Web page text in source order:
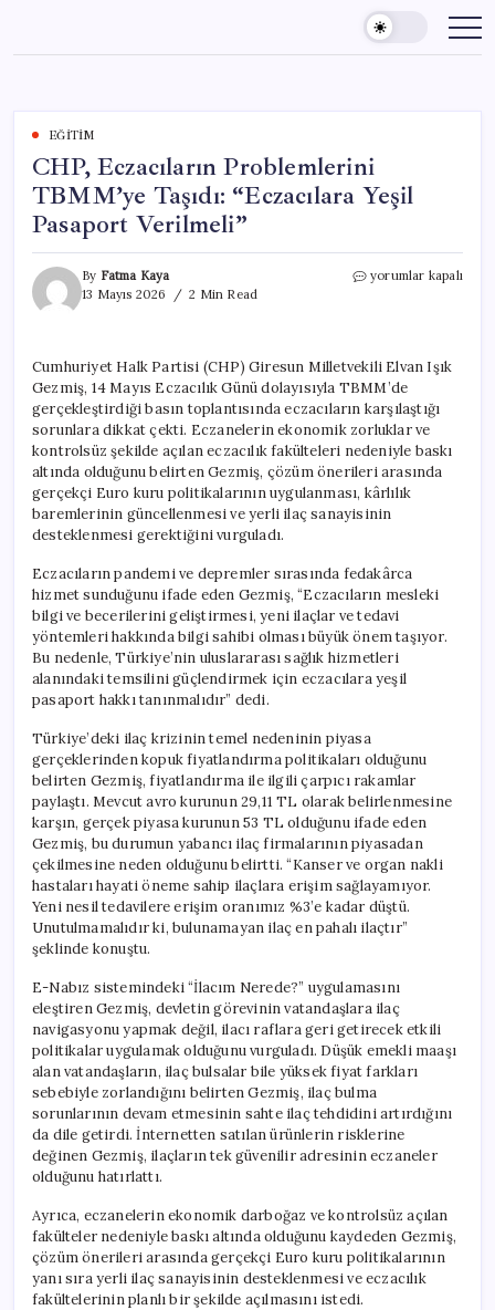
content
EĞITIM
CHP, Eczacıların Problemlerini
TBMM’ye Taşıdı: “Eczacılara Yeşil
Pasaport Verilmeli”
By Fatma Kaya
13 Mayıs 2026
2 Min Read
CHP,
“Eczacılara
Yeşil
Pasaport
Verilmeli”
için
yorumlar kapalı
Cumhuriyet Halk Partisi (CHP) Giresun Milletvekili Elvan Işık
Gezmiş, 14 Mayıs Eczacılık Günü dolayısıyla TBMM’de
gerçekleştirdiği basın toplantısında eczacıların karşılaştığı
sorunlara dikkat çekti. Eczanelerin ekonomik zorluklar ve
kontrolsüz şekilde açılan eczacılık fakülteleri nedeniyle baskı
altında olduğunu belirten Gezmiş, çözüm önerileri arasında
gerçekçi Euro kuru politikalarının uygulanması, kârlılık
baremlerinin güncellenmesi ve yerli ilaç sanayisinin
desteklenmesi gerektiğini vurguladı.
Eczacıların pandemi ve depremler sırasında fedakârca
hizmet sunduğunu ifade eden Gezmiş, “Eczacıların mesleki
bilgi ve becerilerini geliştirmesi, yeni ilaçlar ve tedavi
yöntemleri hakkında bilgi sahibi olması büyük önem taşıyor.
Bu nedenle, Türkiye’nin uluslararası sağlık hizmetleri
alanındaki temsilini güçlendirmek için eczacılara yeşil
pasaport hakkı tanınmalıdır” dedi.
Türkiye’deki ilaç krizinin temel nedeninin piyasa
gerçeklerinden kopuk fiyatlandırma politikaları olduğunu
belirten Gezmiş, fiyatlandırma ile ilgili çarpıcı rakamlar
paylaştı. Mevcut avro kurunun 29,11 TL olarak belirlenmesine
karşın, gerçek piyasa kurunun 53 TL olduğunu ifade eden
Gezmiş, bu durumun yabancı ilaç firmalarının piyasadan
çekilmesine neden olduğunu belirtti. “Kanser ve organ nakli
hastaları hayati öneme sahip ilaçlara erişim sağlayamıyor.
Yeni nesil tedavilere erişim oranımız %3’e kadar düştü.
Unutulmamalıdır ki, bulunamayan ilaç en pahalı ilaçtır”
şeklinde konuştu.
E-Nabız sistemindeki “İlacım Nerede?” uygulamasını
eleştiren Gezmiş, devletin görevinin vatandaşlara ilaç
navigasyonu yapmak değil, ilacı raflara geri getirecek etkili
politikalar uygulamak olduğunu vurguladı. Düşük emekli maaşı
alan vatandaşların, ilaç bulsalar bile yüksek fiyat farkları
sebebiyle zorlandığını belirten Gezmiş, ilaç bulma
sorunlarının devam etmesinin sahte ilaç tehdidini artırdığını
da dile getirdi. İnternetten satılan ürünlerin risklerine
değinen Gezmiş, ilaçların tek güvenilir adresinin eczaneler
olduğunu hatırlattı.
Ayrıca, eczanelerin ekonomik darboğaz ve kontrolsüz açılan
fakülteler nedeniyle baskı altında olduğunu kaydeden Gezmiş,
çözüm önerileri arasında gerçekçi Euro kuru politikalarının
yanı sıra yerli ilaç sanayisinin desteklenmesi ve eczacılık
fakültelerinin planlı bir şekilde açılmasını istedi.